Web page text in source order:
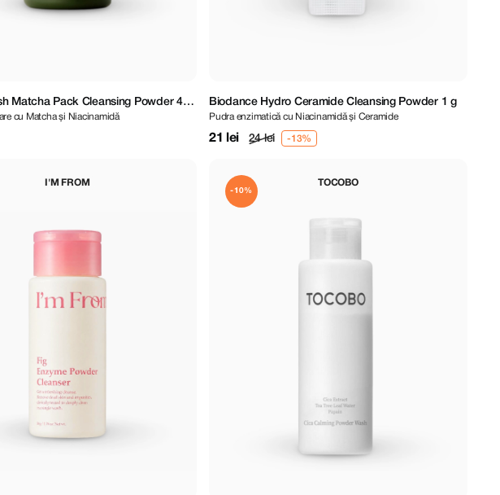
Matcha Pack Cleansing Powder 40
cu Matcha și Niacinamidă
Biodance Hydro Ceramide Cleansing Powder 1 g
Pudra enzimatică cu Niacinamidă și Ceramide
21 lei 24 lei
I'M FROM TOCOBO
-10%